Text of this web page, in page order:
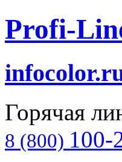
Profi-
Горячая
8 (800) 100-